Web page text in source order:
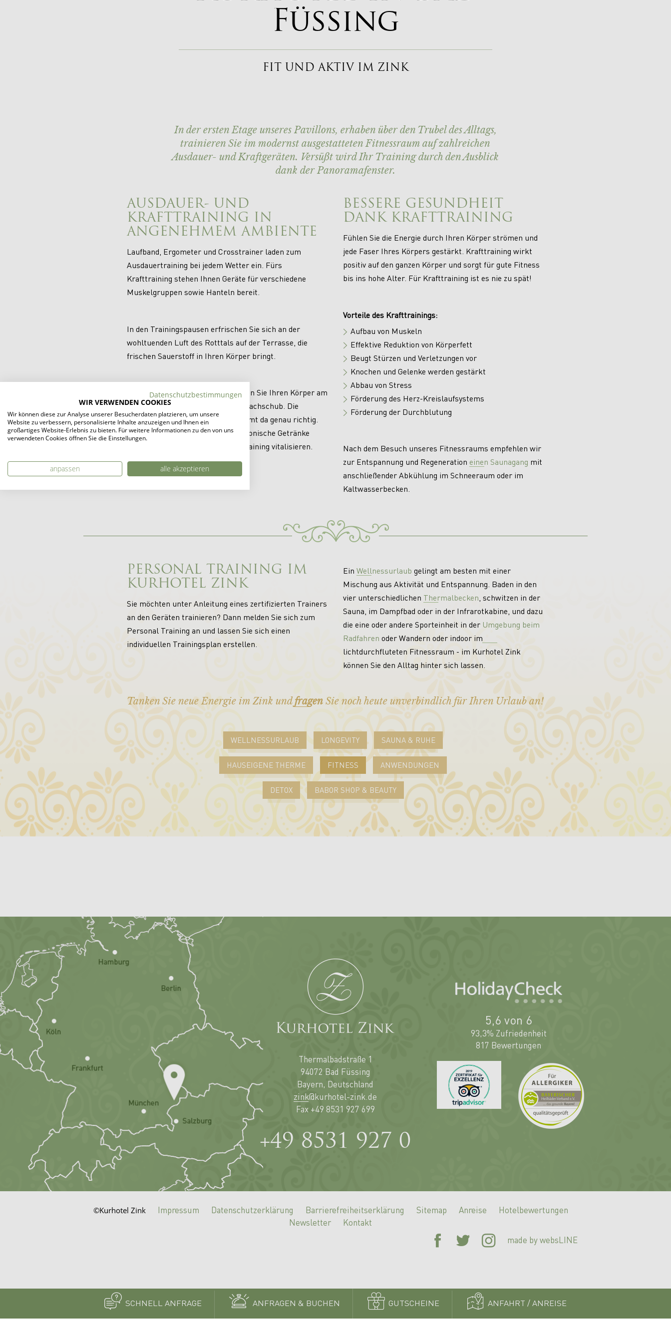
SCHNELL ANFRAGE ANFRAGEN & BUCHEN GUTSCHEINE ANFAHRT / ANREISE
Füssing
FIT UND AKTIV IM ZINK
In der ersten Etage unseres Pavillons, erhaben über den Trubel des Alltags,
trainieren Sie im modernst ausgestatteten Fitnessraum auf zahlreichen
Ausdauer- und Kraftgeräten. Versüßt wird Ihr Training durch den Ausblick
dank der Panoramafenster.
AUSDAUER- UND
KRAFTTRAINING IN
ANGENEHMEM AMBIENTE
Laufband, Ergometer und Crosstrainer laden zum
Ausdauertraining bei jedem Wetter ein. Fürs
Krafttraining stehen Ihnen Geräte für verschiedene
Muskelgruppen sowie Hanteln bereit.
In den Trainingspausen erfrischen Sie sich an der
wohltuenden Luft des Rotttals auf der Terrasse, die
frischen Sauerstoff in Ihren Körper bringt.
Nach der Trainingseinheit versorgen Sie Ihren Körper am
besten direkt mit einem Energie-Nachschub. Die
Energiebar im Fitnessbereich kommt da genau richtig.
Dort stehen vitaminreiche und isotonische Getränke
bereit, die den Körper nach dem Training vitalisieren.
BESSERE GESUNDHEIT
DANK KRAFTTRAINING
Fühlen Sie die Energie durch Ihren Körper strömen und
jede Faser Ihres Körpers gestärkt. Krafttraining wirkt
positiv auf den ganzen Körper und sorgt für gute Fitness
bis ins hohe Alter. Für Krafttraining ist es nie zu spät!
Vorteile des Krafttrainings:
Aufbau von Muskeln
Effektive Reduktion von Körperfett
Beugt Stürzen und Verletzungen vor
Knochen und Gelenke werden gestärkt
Abbau von Stress
Förderung des Herz-Kreislaufsystems
Förderung der Durchblutung
Nach dem Besuch unseres Fitnessraums empfehlen wir
zur Entspannung und Regeneration einen Saunagang mit
anschließender Abkühlung im Schneeraum oder im
Kaltwasserbecken.
PERSONAL TRAINING IM
KURHOTEL ZINK
Sie möchten unter Anleitung eines zertifizierten Trainers
an den Geräten trainieren? Dann melden Sie sich zum
Personal Training an und lassen Sie sich einen
individuellen Trainingsplan erstellen.
Ein Wellnessurlaub gelingt am besten mit einer
Mischung aus Aktivität und Entspannung. Baden in den
vier unterschiedlichen Thermalbecken , schwitzen in der
Sauna, im Dampfbad oder in der Infrarotkabine, und dazu
die eine oder andere Sporteinheit in der Umgebung beim
Radfahren oder Wandern oder indoor im
lichtdurchfluteten Fitnessraum - im Kurhotel Zink
können Sie den Alltag hinter sich lassen.
Tanken Sie neue Energie im Zink undfragen Sie noch heute unverbindlich für Ihren Urlaub an!
WELLNESSURLAUB LONGEVITY SAUNA & RUHE
HAUSEIGENE THERME FITNESS ANWENDUNGEN
DETOX BABOR SHOP & BEAUTY
Thermalbadstraße 1
94072 Bad Füssing
Bayern, Deutschland
zink@kurhotel-zink.de
Fax +49 8531 927 699
Rufen
Sie
uns
an
+49 8531 927 0
5,6 von 6
93,3% Zufriedenheit
817 Bewertungen
©Kurhotel Zink Impressum Datenschutzerklärung Barrierefreiheitserklärung Sitemap Anreise
Hotelbewertungen
Newsletter
Kontakt
FacebookTwitterInstagram
made by websLINE
Datenschutzbestimmungen
WIR VERWENDEN COOKIES
Wir können diese zur Analyse unserer Besucherdaten platzieren, um unsere
Website zu verbessern, personalisierte Inhalte anzuzeigen und Ihnen ein
großartiges Website-Erlebnis zu bieten. Für weitere Informationen zu den von uns
verwendeten Cookies öffnen Sie die Einstellungen.
anpassen alle akzeptieren